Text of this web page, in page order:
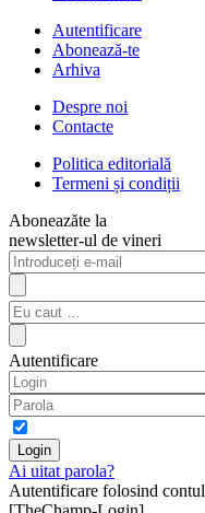
Autentificare
Abonează-te
Arhiva
Despre noi
Contacte
Politica editorială
Termeni și condiții
Aboneazăte la
newsletter-ul de vineri
Autentificare
Ai uitat parola?
Autentificare folosind contul